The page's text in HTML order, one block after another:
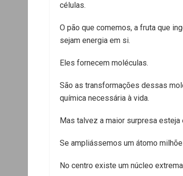
células.
O pão que comemos, a fruta que
sejam energia em si.
Eles fornecem moléculas.
São as transformações dessas
química necessária à vida.
Mas talvez a maior surpresa
Se ampliássemos um átomo
No centro existe um núcleo